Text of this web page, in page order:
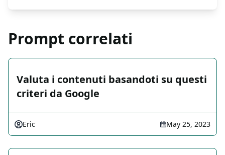
Prompt correlati
Valuta i contenuti basandoti su questi
criteri da Google
Eric May 25, 2023